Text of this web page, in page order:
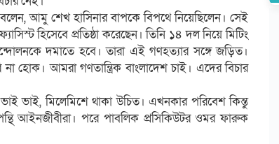
আমু শেখ হাসিনার বাপকে বিপথে নিয়েছিলেন। সেই
হিসেবে প্রতিষ্ঠা করেছেন। তিনি ১৪ দল নিয়ে মিটিং
দমাতে হবে। তারা এই গণহত্যার সঙ্গে জড়িত।
হোক। আমরা গণতান্ত্রিক বাংলাদেশ চাই। এদের বিচার
ভাই, মিলেমিশে থাকা উচিত। এখনকার পরিবেশ কিন্তু
আইনজীবীরা। পরে পাবলিক প্রসিকিউটর ওমর ফারুক